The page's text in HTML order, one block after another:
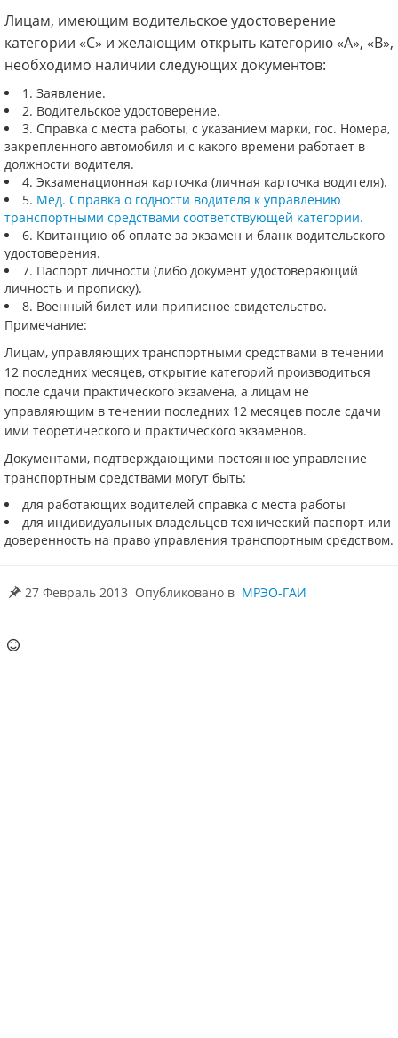
Лицам, имеющим водительское удостоверение
категории «С» и желающим открыть категорию «А», «В»,
необходимо наличии следующих документов:
1. Заявление.
2. Водительское удостоверение.
3. Справка с места работы, с указанием марки, гос. Номера,
закрепленного автомобиля и с какого времени работает в
должности водителя.
4. Экзаменационная карточка (личная карточка водителя).
5. Мед. Справка о годности водителя к управлению
транспортными средствами соответствующей категории.
6. Квитанцию об оплате за экзамен и бланк водительского
удостоверения.
7. Паспорт личности (либо документ удостоверяющий
личность и прописку).
8. Военный билет или приписное свидетельство.
Примечание:
Лицам, управляющих транспортными средствами в течении
12 последних месяцев, открытие категорий производиться
после сдачи практического экзамена, а лицам не
управляющим в течении последних 12 месяцев после сдачи
ими теоретического и практического экзаменов.
Документами, подтверждающими постоянное управление
транспортным средствами могут быть:
для работающих водителей справка с места работы
для индивидуальных владельцев технический паспорт или
доверенность на право управления транспортным средством.
27 Февраль 2013 Опубликовано в МРЭО-ГАИ